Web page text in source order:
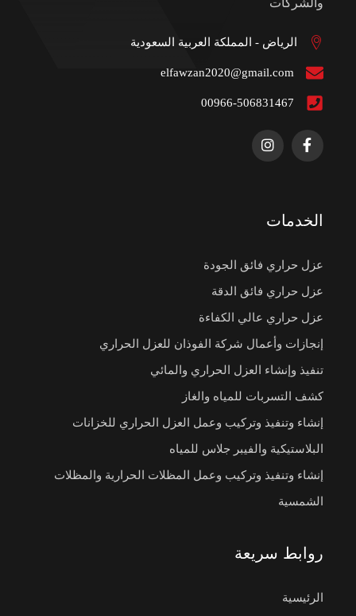
والشركات
الرياض - المملكة العربية السعودية
elfawzan2020@gmail.com
00966-506831467
الخدمات
عزل حراري فائق الجودة
عزل حراري فائق الدقة
عزل حراري عالي الكفاءة
إنجازات وأعمال شركة الفوذان للعزل الحراري
تنفيذ وإنشاء العزل الحراري والمائي
كشف التسربات للمياه والغاز
إنشاء وتنفيذ وتركيب وعمل العزل الحراري للخزانات
البلاستيكية والفيبر جلاس للمياه
إنشاء وتنفيذ وتركيب وعمل المظلات الحرارية والمظلات
الشمسية
روابط سريعة
الرئيسية